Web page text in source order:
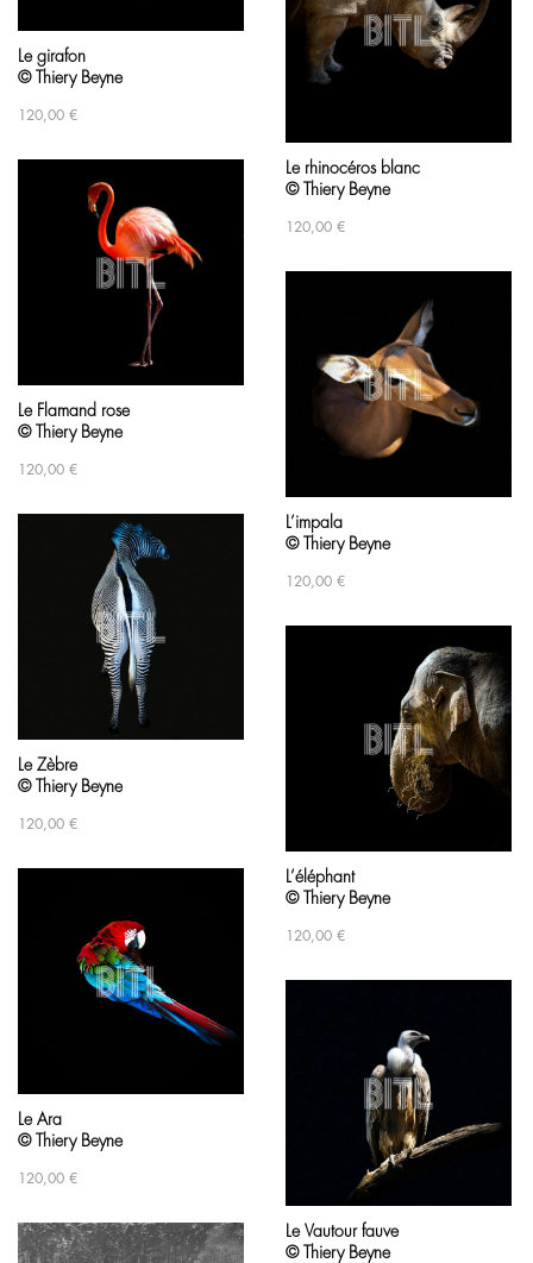
Le girafon
© Thiery Beyne
120,00 €
Le rhinocéros blanc
© Thiery Beyne
120,00 €
Le Flamand rose
© Thiery Beyne
120,00 €
L’impala
© Thiery Beyne
120,00 €
Le Zèbre
© Thiery Beyne
120,00 €
L’éléphant
© Thiery Beyne
120,00 €
Le Ara
© Thiery Beyne
120,00 €
Le Vautour fauve
© Thiery Beyne